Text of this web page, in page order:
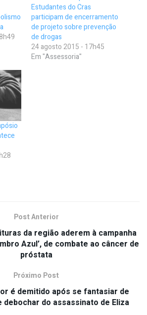
Estudantes do Cras
participam de encerramento
de projeto sobre prevenção
de drogas
24 agosto 2015 - 17h45
Em "Assessoria"
Post Anterior
da região aderem à campanha
Azul’, de combate ao câncer de
próstata
Próximo Post
é demitido após se fantasiar de
do assassinato de Eliza